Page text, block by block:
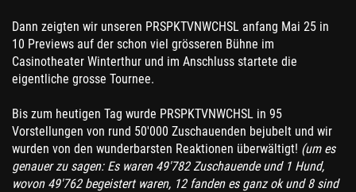
Dann zeigten wir unseren PRSPKTVNWCHSL anfang Mai 25 in
10 Previews auf der schon viel grösseren Bühne im
Casinotheater Winterthur und im Anschluss startete die
eigentliche grosse Tournee.
Bis zum heutigen Tag wurde PRSPKTVNWCHSL in 95
Vorstellungen von rund 50'000 Zuschauenden bejubelt und wir
wurden von den wunderbarsten Reaktionen überwältigt! (um es
genauer zu sagen: Es waren 49'782 Zuschauende und 1 Hund,
wovon 49'762 begeistert waren, 12 fanden es ganz ok und 8 sind